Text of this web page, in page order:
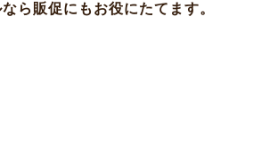
ら販促にもお役にたてます。